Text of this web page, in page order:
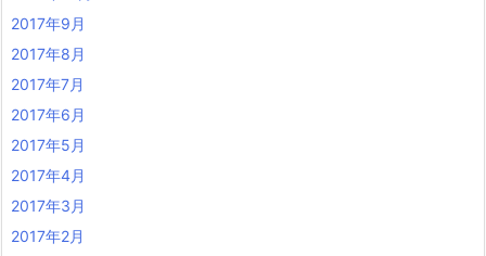
2017年9月
2017年8月
2017年7月
2017年6月
2017年5月
2017年4月
2017年3月
2017年2月